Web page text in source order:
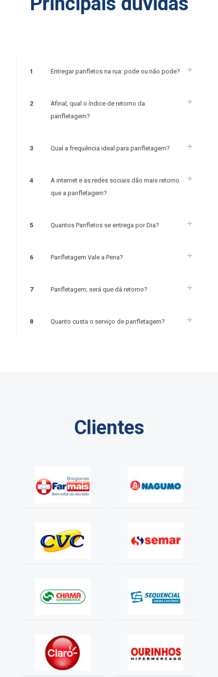
1 Entregar panfletos na rua: pode ou não pode?
2
Afinal, qual o índice de retorno da
panfletagem?
3 Qual a frequência ideal para panfletagem?
4
A internet e as redes sociais dão mais retorno
que a panfletagem?
5 Quantos Panfletos se entrega por Dia?
6 Panfletagem Vale a Pena?
7 Panfletagem; será que dá retorno?
8 Quanto custa o serviço de panfletagem?
Clientes